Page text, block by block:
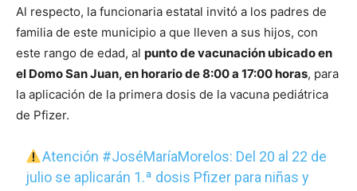
Al respecto, la funcionaria estatal invitó a los padres de
familia de este municipio a que lleven a sus hijos, con
este rango de edad, al punto de vacunación ubicado en
el Domo San Juan, en horario de 8:00 a 17:00 horas, para
la aplicación de la primera dosis de la vacuna pediátrica
de Pfizer.
Atención #JoséMaríaMorelos: Del 20 al 22 de
julio se aplicarán 1.ª dosis Pfizer para niñas y